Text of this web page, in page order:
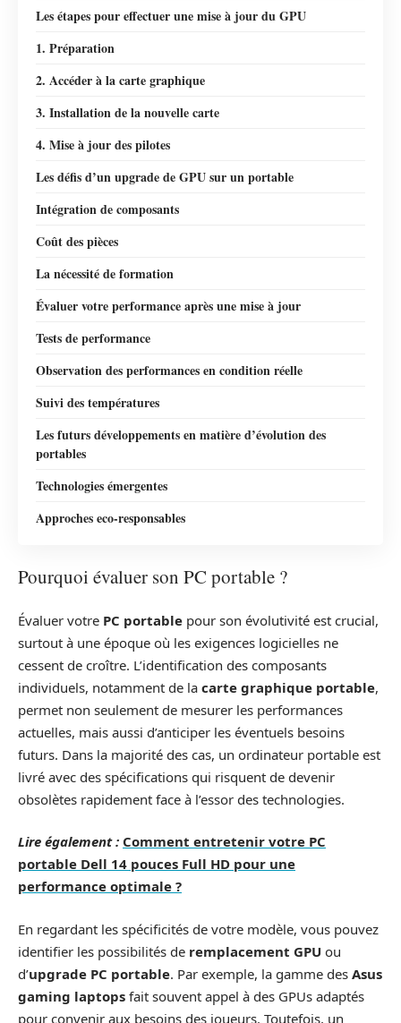
Les étapes pour effectuer une mise à jour du GPU
1. Préparation
2. Accéder à la carte graphique
3. Installation de la nouvelle carte
4. Mise à jour des pilotes
Les défis d’un upgrade de GPU sur un portable
Intégration de composants
Coût des pièces
La nécessité de formation
Évaluer votre performance après une mise à jour
Tests de performance
Observation des performances en condition réelle
Suivi des températures
Les futurs développements en matière d’évolution des
portables
Technologies émergentes
Approches eco-responsables
Pourquoi évaluer son PC portable ?
Évaluer votre PC portable pour son évolutivité est crucial,
surtout à une époque où les exigences logicielles ne
cessent de croître. L’identification des composants
individuels, notamment de la carte graphique portable,
permet non seulement de mesurer les performances
actuelles, mais aussi d’anticiper les éventuels besoins
futurs. Dans la majorité des cas, un ordinateur portable est
livré avec des spécifications qui risquent de devenir
obsolètes rapidement face à l’essor des technologies.
Lire également : Comment entretenir votre PC
portable Dell 14 pouces Full HD pour une
performance optimale ?
En regardant les spécificités de votre modèle, vous pouvez
identifier les possibilités de remplacement GPU ou
d’upgrade PC portable. Par exemple, la gamme des Asus
gaming laptops fait souvent appel à des GPUs adaptés
pour convenir aux besoins des joueurs. Toutefois, un